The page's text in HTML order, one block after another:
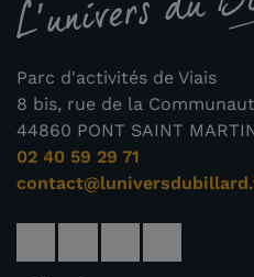
Parc d'activités de Viais
8 bis, rue de la
44860 PONT SAINT
02 40 59 29 71